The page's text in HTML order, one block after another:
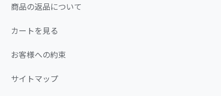
商品の返品について
カートを見る
お客様への約束
サイトマップ